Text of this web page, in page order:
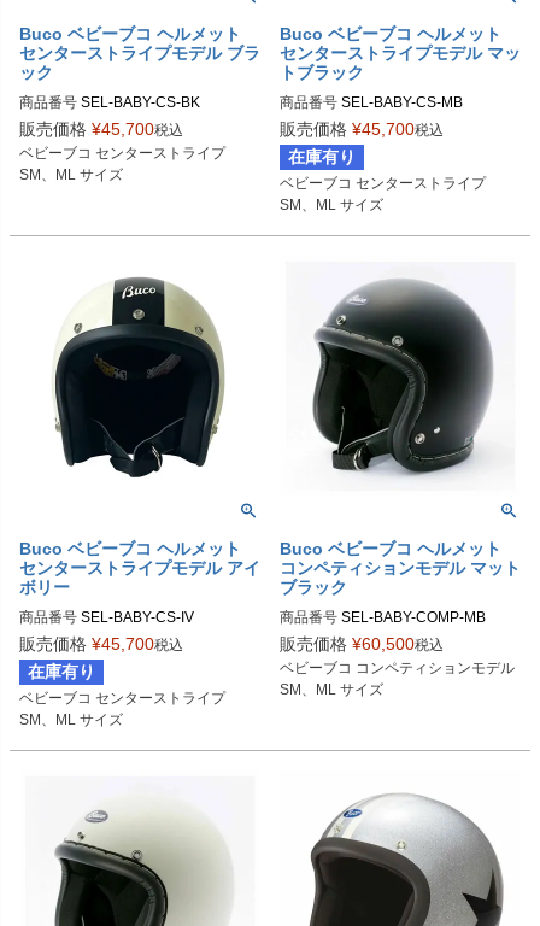
Buco ベビーブコ ヘルメット
センターストライプモデル ブラ
ック
商品番号 SEL-BABY-CS-BK
SMサイズ商品コード：0107BBCS0
2013
販売価格 ¥45,700税込
ベビーブコ センターストライプ
SM、ML サイズ
Buco ベビーブコ ヘルメット
センターストライプモデル マッ
トブラック
商品番号 SEL-BABY-CS-MB
SMサイズ商品コード：0107BBCS0
2M013
MLサイズ商品コード：0107BBCS02
M014
販売価格 ¥45,700税込
在庫有り
ベビーブコ センターストライプ
SM、ML サイズ
Buco ベビーブコ ヘルメット
センターストライプモデル アイ
ボリー
商品番号 SEL-BABY-CS-IV
SMサイズ商品コード：0107BBCS0
1023
MLサイズ商品コード：0107BBCS01
024
販売価格 ¥45,700税込
在庫有り
ベビーブコ センターストライプ
SM、ML サイズ
Buco ベビーブコ ヘルメット
コンペティションモデル マット
ブラック
商品番号 SEL-BABY-COMP-MB
SMサイズ商品コード：0107BBCC0
2M3
販売価格 ¥60,500税込
ベビーブコ コンペティションモデル
SM、ML サイズ